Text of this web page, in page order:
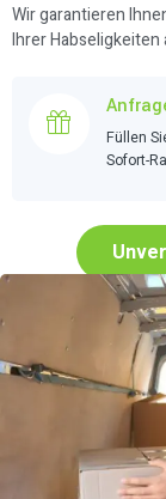
Wir garantieren
Ihrer Habseligkeiten
Füllen
Sofort-